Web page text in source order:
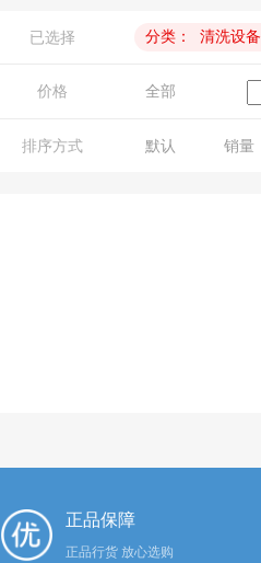
已选择 分类： 清洗设备
价格 全部
排序方式 默认 销量
正品保障
正品行货 放心选购